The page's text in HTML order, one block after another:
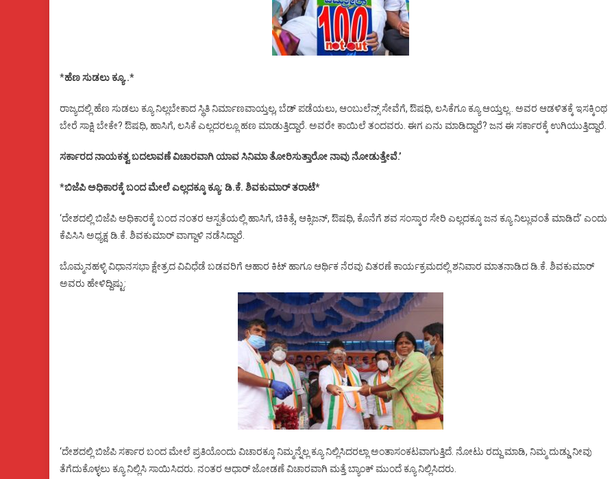
*ಹೆಣ ಸುಡಲು ಕ್ಯೂ..*
ರಾಜ್ಯದಲ್ಲಿ ಹೆಣ ಸುಡಲು ಕ್ಯೂ ನಿಲ್ಲಬೇಕಾದ ಸ್ಥಿತಿ ನಿರ್ಮಾಣವಾಯ್ತಲ್ಲ, ಬೆಡ್ ಪಡೆಯಲು, ಆಂಬುಲೆನ್ಸ್ ಸೇವೆಗೆ, ಔಷಧಿ, ಲಸಿಕೆಗೂ ಕ್ಯೂ ಆಯ್ತಲ್ಲ.. ಅವರ ಆಡಳಿತಕ್ಕೆ ಇಸಕ್ಕಿಂಥ
ಬೇರೆ ಸಾಕ್ಷಿ ಬೇಕೇ? ಔಷಧಿ, ಹಾಸಿಗೆ, ಲಸಿಕೆ ಎಲ್ಲದರಲ್ಲೂ ಹಣ ಮಾಡುತ್ತಿದ್ದಾರೆ. ಅವರೇ ಕಾಯಿಲೆ ತಂದವರು. ಈಗ ಏನು ಮಾಡಿದ್ದಾರೆ? ಜನ ಈ ಸರ್ಕಾರಕ್ಕೆ ಉಗಿಯುತ್ತಿದ್ದಾರೆ.
ಸರ್ಕಾರದ ನಾಯಕತ್ವ ಬದಲಾವಣೆ ವಿಚಾರವಾಗಿ ಯಾವ ಸಿನಿಮಾ ತೋರಿಸುತ್ತಾರೋ ನಾವು ನೋಡುತ್ತೇವೆ.’
*ಬಿಜೆಪಿ ಅಧಿಕಾರಕ್ಕೆ ಬಂದ ಮೇಲೆ ಎಲ್ಲದಕ್ಕೂ ಕ್ಯೂ: ಡಿ.ಕೆ. ಶಿವಕುಮಾರ್ ತರಾಟೆ*
‘ದೇಶದಲ್ಲಿ ಬಿಜೆಪಿ ಅಧಿಕಾರಕ್ಕೆ ಬಂದ ನಂತರ ಆಸ್ಪತೆಯಲ್ಲಿ ಹಾಸಿಗೆ, ಚಿಕಿತ್ಸೆ, ಆಕ್ಸಿಜನ್, ಔಷಧಿ, ಕೊನೆಗೆ ಶವ ಸಂಸ್ಕಾರ ಸೇರಿ ಎಲ್ಲದಕ್ಕೂ ಜನ ಕ್ಯೂ ನಿಲ್ಲುವಂತೆ ಮಾಡಿದೆ’ ಎಂದು
ಕೆಪಿಸಿಸಿ ಅಧ್ಯಕ್ಷ ಡಿ.ಕೆ. ಶಿವಕುಮಾರ್ ವಾಗ್ದಾಳಿ ನಡೆಸಿದ್ದಾರೆ.
ಬೊಮ್ಮನಹಳ್ಳಿ ವಿಧಾನಸಭಾ ಕ್ಷೇತ್ರದ ವಿವಿಧೆಡೆ ಬಡವರಿಗೆ ಆಹಾರ ಕಿಟ್ ಹಾಗೂ ಆರ್ಥಿಕ ನೆರವು ವಿತರಣೆ ಕಾರ್ಯಕ್ರಮದಲ್ಲಿ ಶನಿವಾರ ಮಾತನಾಡಿದ ಡಿ.ಕೆ. ಶಿವಕುಮಾರ್
ಅವರು ಹೇಳಿದ್ದಿಷ್ಟು:
‘ದೇಶದಲ್ಲಿ ಬಿಜೆಪಿ ಸರ್ಕಾರ ಬಂದ ಮೇಲೆ ಪ್ರತಿಯೊಂದು ವಿಚಾರಕ್ಕೂ ನಿಮ್ಮನ್ನೆಲ್ಲ ಕ್ಯೂ ನಿಲ್ಲಿಸಿದರಲ್ಲಾ ಅಂತಾಸಂಕಟವಾಗುತ್ತಿದೆ. ನೋಟು ರದ್ದು ಮಾಡಿ, ನಿಮ್ಮ ದುಡ್ಡು ನೀವು
ತೆಗೆದುಕೊಳ್ಳಲು ಕ್ಯೂ ನಿಲ್ಲಿಸಿ ಸಾಯಿಸಿದರು. ನಂತರ ಆಧಾರ್ ಜೋಡಣೆ ವಿಚಾರವಾಗಿ ಮತ್ತೆ ಬ್ಯಾಂಕ್ ಮುಂದೆ ಕ್ಯೂ ನಿಲ್ಲಿಸಿದರು.